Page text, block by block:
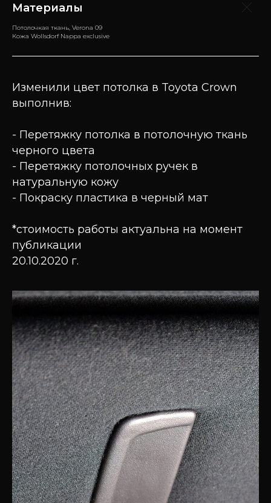
Материалы
Потолочкая ткань, Verona 09
Кожа Wollsdorf Nappa exclusive
Изменили цвет потолка в Toyota Crown
выполнив:
- Перетяжку потолка в потолочную ткань
черного цвета
- Перетяжку потолочных ручек в
натуральную кожу
- Покраску пластика в черный мат
*стоимость работы актуальна на момент
публикации
20.10.2020 г.